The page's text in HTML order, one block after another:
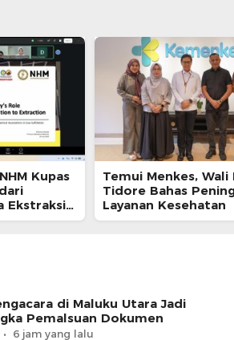
Kupas
Ekstraksi
SC UNG
Temui Menkes, Wali
Tidore Bahas
Layanan Kesehatan
di Maluku Utara Jadi
Pemalsuan Dokumen
6 jam yang lalu